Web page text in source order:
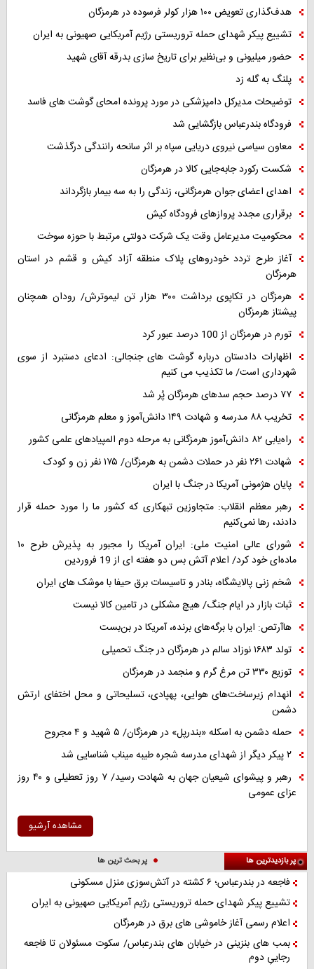
هدف‌گذاری تعویض ۱۰۰ هزار کولر فرسوده در هرمزگان
تشییع پیکر شهدای حمله تروریستی رژیم آمریکایی صهیونی به ایران
حضور میلیونی و بی‌نظیر برای تاریخ سازی بدرقه آقای شهید
پلنگ به گله زد
توضیحات مدیرکل دامپزشکی در مورد پرونده امحای گوشت های فاسد
فرودگاه بندرعباس بازگشایی شد
معاون سیاسی نیروی دریایی سپاه بر اثر سانحه رانندگی درگذشت
شکست رکورد جابه‌جایی کالا در هرمزگان
اهدای اعضای جوان هرمزگانی، زندگی را به سه بیمار بازگرداند
برقراری مجدد پروازهای فرودگاه کیش
محکومیت مدیرعامل وقت یک شرکت دولتی مرتبط با حوزه سوخت
آغاز طرح تردد خودروهای پلاک منطقه آزاد کیش و قشم در استان
هرمزگان
هرمزگان در تکاپوی برداشت ۳۰۰ هزار تن لیموترش/ رودان همچنان
پیشتاز هرمزگان
تورم در هرمزگان از 100 درصد عبور کرد
اظهارات دادستان درباره گوشت های جنجالی: ادعای دستبرد از سوی
شهرداری است/ ما تکذیب می کنیم
۷۷ درصد حجم سدهای هرمزگان پُر شد
تخریب ۸۸ مدرسه و شهادت ۱۴۹ دانش‌آموز و معلم هرمزگانی
راه‌یابی ۸۲ دانش‌آموز هرمزگانی به مرحله دوم المپیادهای علمی کشور
شهادت ۲۶۱ نفر در حملات دشمن به هرمزگان/ ۱۷۵ نفر زن و کودک
پایان هژمونی آمریکا در جنگ با ایران
رهبر معظم انقلاب: متجاوزین تبهکاری که کشور ما را مورد حمله قرار
دادند، رها نمی‌کنیم
شورای عالی امنیت ملی: ایران آمریکا را مجبور به پذیرش طرح ۱۰
ماده‌ای خود کرد/ اعلام آتش بس دو هفته ای از 19 فروردین
شخم زنی پالایشگاه، بنادر و تاسیسات برق حیفا با موشک های ایران
ثبات بازار در ایام جنگ/ هیچ مشکلی در تامین کالا نیست
هاآرتص: ایران با برگه‌های برنده، آمریکا در بن‌بست
تولد ۱۶۸۳ نوزاد سالم در هرمزگان در جنگ تحمیلی
توزیع ۳۳۰ تن مرغ گرم و منجمد در هرمزگان
انهدام زیرساخت‌های هوایی، پهپادی، تسلیحاتی و محل اختفای ارتش
دشمن
حمله دشمن به اسکله «بندرپل» در هرمزگان/ ۵ شهید و ۴ مجروح
۲ پیکر دیگر از شهدای مدرسه شجره طیبه میناب شناسایی شد
رهبر و پیشوای شیعیان جهان به شهادت رسید/ ۷ روز تعطیلی و ۴۰ روز
عزای عمومی
مشاهده آرشیو
پر بازدیدترین ها پر بحث ترین ها
فاجعه در بندرعباس؛ ۶ کشته در آتش‌سوزی منزل مسکونی
تشییع پیکر شهدای حمله تروریستی رژیم آمریکایی صهیونی به ایران
اعلام رسمی آغاز خاموشی های برق در هرمزگان
بمب های بنزینی در خیابان های بندرعباس/ سکوت مسئولان تا فاجعه
رجاییِ دوم